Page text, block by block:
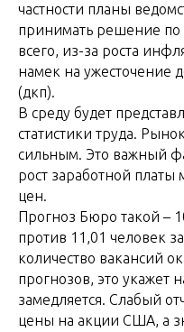
частности планы
принимать решение по
всего, из-за роста
намек на ужесточение
(дкп).
В среду будет
статистики труда.
сильным. Это важный
рост заработной платы
цен.
Прогноз Бюро такой –
против 11,01 человек
количество вакансий
прогнозов, это укажет
замедляется. Слабый
цены на акции США, а